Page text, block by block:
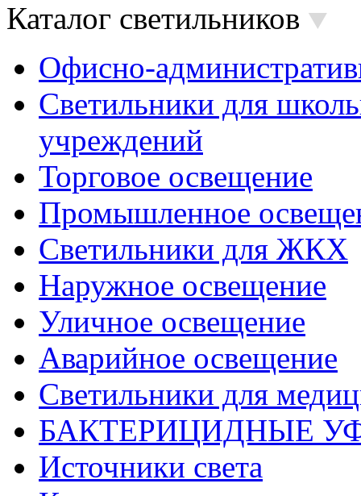
Каталог светильников
Офисно-
Светильники для
учреждений
Торговое освещение
Промышленное
Светильники для ЖКХ
Наружное освещение
Уличное освещение
Аварийное освещение
Светильники для
БАКТЕРИЦИДНЫЕ
Источники света